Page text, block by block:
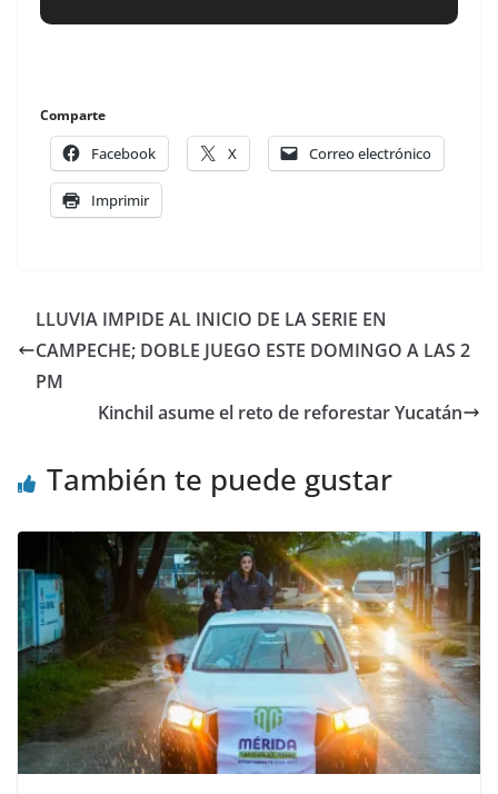
Comparte
Facebook X Correo electrónico
Imprimir
LLUVIA IMPIDE AL INICIO DE LA SERIE EN
CAMPECHE; DOBLE JUEGO ESTE DOMINGO A LAS 2
PM
Kinchil asume el reto de reforestar Yucatán
También te puede gustar